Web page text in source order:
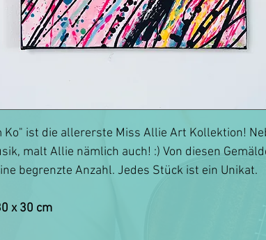
Ko" ist die allererste Miss Allie Art Kollektion!
malt Allie nämlich auch! :) Von diesen
begrenzte Anzahl. Jedes Stück ist ein Unikat.
x 30 cm